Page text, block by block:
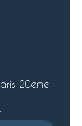
20ème